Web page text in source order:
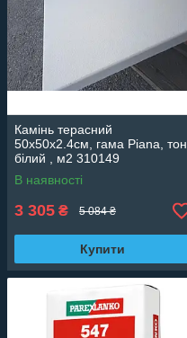
Камінь терасний
50х50х2.4см, гама Piana, тон
білий , м2 310149
В наявності
3 305 ₴ 5 084 ₴
Купити